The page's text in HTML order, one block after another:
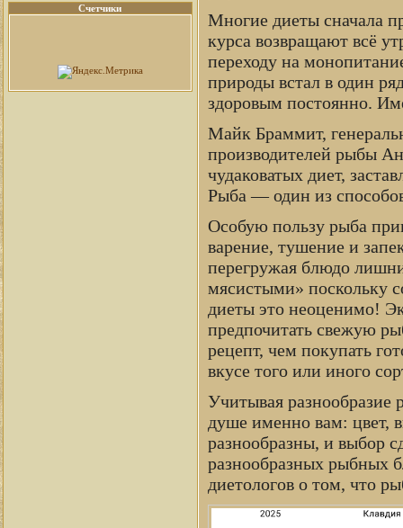
Счетчики
Многие диеты сначала
курса возвращают всё
переходу на
природы встал в один
здоровым постоянно.
Майк Браммит,
производителей рыбы
чудаковатых диет,
Рыба — один из
Особую пользу рыба
варение, тушение и
перегружая блюдо
мясистыми» поскольку
диеты это неоценимо!
предпочитать свежую
рецепт, чем покупать
вкусе того или иного
Учитывая разнообразие
душе именно вам: цвет,
разнообразны, и выбор
разнообразных рыбных
диетологов о том, что